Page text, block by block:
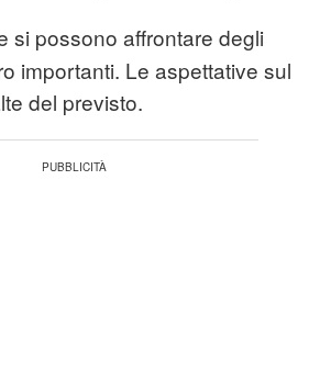
si possono affrontare degli
importanti. Le aspettative sul
del previsto.